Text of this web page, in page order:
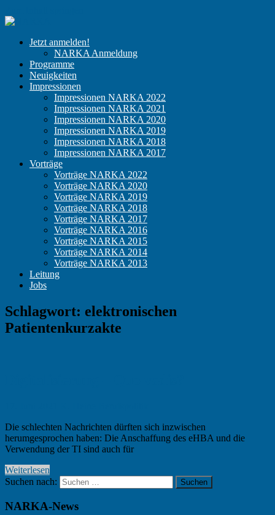
NARKA
niedergelassene
Anästhesisten
Jetzt anmelden!
NARKA Anmeldung
Programme
Neuigkeiten
Impressionen
Impressionen NARKA 2022
Impressionen NARKA 2021
Impressionen NARKA 2020
Impressionen NARKA 2019
Impressionen NARKA 2018
Impressionen NARKA 2017
Vorträge
Vorträge NARKA 2022
Vorträge NARKA 2020
Vorträge NARKA 2019
Vorträge NARKA 2018
Vorträge NARKA 2017
Vorträge NARKA 2016
Vorträge NARKA 2015
Vorträge NARKA 2014
Vorträge NARKA 2013
Leitung
Jobs
Schlagwort: elektronischen
Patientenkurzakte
Die schlechten Nachrichten dürften sich inzwischen
herumgesprochen haben: Die Anschaffung des eHBA und die
Verwendung der TI sind auch für
Weiterlesen
Suchen nach:
Suchen
NARKA-News